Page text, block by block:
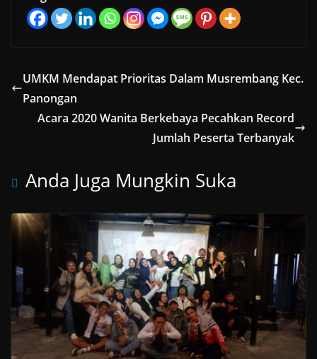
UMKM Mendapat Prioritas Dalam Musrembang Kec.
Panongan
Acara 2020 Wanita Berkebaya Pecahkan Record
Jumlah Peserta Terbanyak
Anda Juga Mungkin Suka